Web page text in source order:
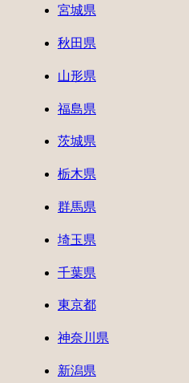
宮城県
秋田県
山形県
福島県
茨城県
栃木県
群馬県
埼玉県
千葉県
東京都
神奈川県
新潟県